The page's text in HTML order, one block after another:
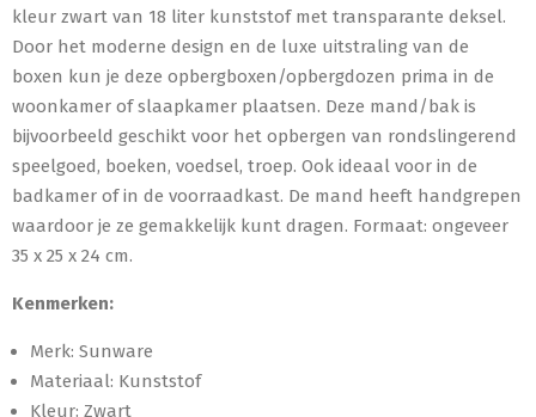
kleur zwart van 18 liter kunststof met transparante deksel.
Door het moderne design en de luxe uitstraling van de
boxen kun je deze opbergboxen/opbergdozen prima in de
woonkamer of slaapkamer plaatsen. Deze mand/bak is
bijvoorbeeld geschikt voor het opbergen van rondslingerend
speelgoed, boeken, voedsel, troep. Ook ideaal voor in de
badkamer of in de voorraadkast. De mand heeft handgrepen
waardoor je ze gemakkelijk kunt dragen. Formaat: ongeveer
35 x 25 x 24 cm.
Kenmerken:
Merk: Sunware
Materiaal: Kunststof
Kleur: Zwart